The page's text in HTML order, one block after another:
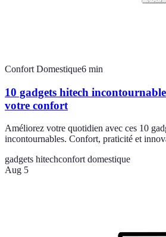
Confort Domestique6 min
10 gadgets hitech
votre confort
Améliorez votre quotidien avec ces 10
incontournables. Confort, praticité et
gadgets hitechconfort domestique
Aug 5